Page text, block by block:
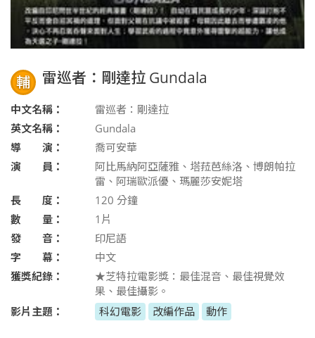
輔 雷巡者：剛達拉 Gundala
中文名稱：
雷巡者：剛達拉
英文名稱：
Gundala
導 演：
喬可安華
演 員：
阿比馬納阿亞薩雅、塔菈芭絲洛、博朗帕拉
雷、阿瑞歐派優、瑪麗莎安妮塔
長 度：
120 分鐘
數 量：
1片
發 音：
印尼語
字 幕：
中文
獲獎紀錄：
★芝特拉電影獎：最佳混音、最佳視覺效
果、最佳攝影。
影片主題：
科幻電影 改編作品 動作